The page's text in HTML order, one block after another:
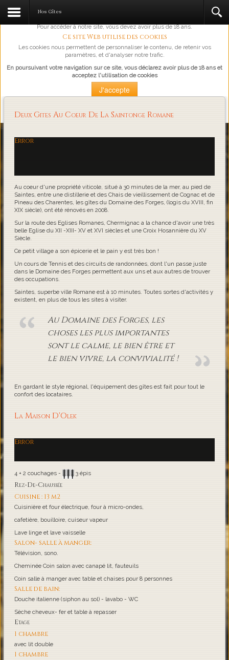
L'abus d'alcool est dangereux pour la santé, à consommer avec
Pour accéder à notre site, vous devez avoir plus de 18 ans.
Ce site Web utilise des cookies
Les cookies nous permettent de personnaliser le contenu, de retenir vos
paramètres, et d'analyser notre trafic.
En poursuivant votre navigation sur ce site, vous déclarez avoir plus de 18 ans et
acceptez l'utilisation de cookies
J'accepte
Loading...
Nos Gîtes
Deux Gites Au Coeur De La Saintonge Romane
Error
Au coeur d'une propriété viticole, situé à 30 minutes de la mer, au pied de
Saintes, entre une distillerie et des Chais de vieillissement de Cognac et de
Pineau des Charentes, les gîtes du Domaine des Forges, (logis du XVIII, fin
XIX siècle), ont été rénovés en 2008.
Sur la route des Eglises Romanes, Chermignac a la chance d'avoir une très
belle Eglise du XII -XIII- XV et XVI siècles et une Croix Hosannière du XV
Siècle.
Ce petit village a son épicerie et le pain y est très bon !
Un cours de Tennis et des circuits de randonnées, dont l'un passe juste
dans le Domaine des Forges permettent aux uns et aux autres de trouver
des occupations.
Saintes, superbe ville Romane est à 10 minutes. Toutes sortes d'activités y
existent, en plus de tous les sites à visiter.
Au Domaine des Forges, les
choses les plus importantes
sont le calme, le bien être et
le bien vivre, la convivialité !
En gardant le style régional, l'équipement des gîtes est fait pour tout le
confort des locataires.
La Maison D'Olek
Error
4 + 2 couchages - 3 épis
Rez-De-Chaussée
Cuisine : 13 m2
Cuisinière et four électrique, four à micro-ondes,
cafetière, bouilloire, cuiseur vapeur
Lave linge et lave vaisselle
Salon- salle à manger:
Télévision, sono.
Cheminée Coin salon avec canapé lit, fauteuils
Coin salle à manger avec table et chaises pour 8 personnes
Salle de bain:
Douche italienne (siphon au sol) - lavabo - WC
Sèche cheveux- fer et table à repasser
Etage
1 chambre
avec lit double
1 chambre